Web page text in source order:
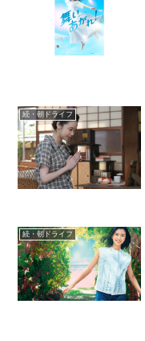
続・朝ドライフ
続・朝ドライフ